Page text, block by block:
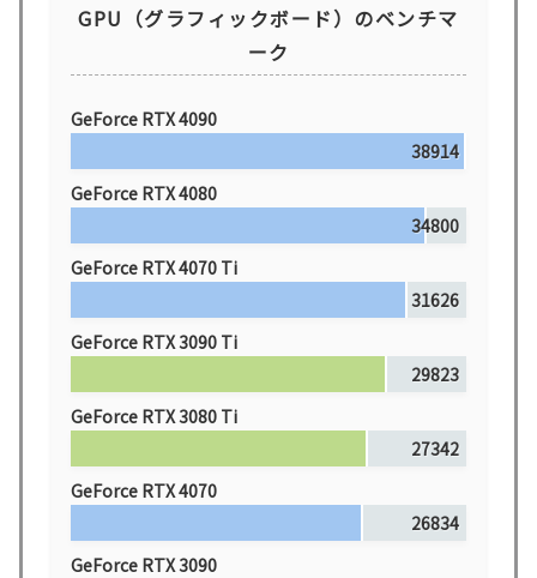
GPU（グラフィックボード）のベンチマ
ーク
GeForce RTX 4090
38914
GeForce RTX 4080
34800
GeForce RTX 4070 Ti
31626
GeForce RTX 3090 Ti
29823
GeForce RTX 3080 Ti
27342
GeForce RTX 4070
26834
GeForce RTX 3090